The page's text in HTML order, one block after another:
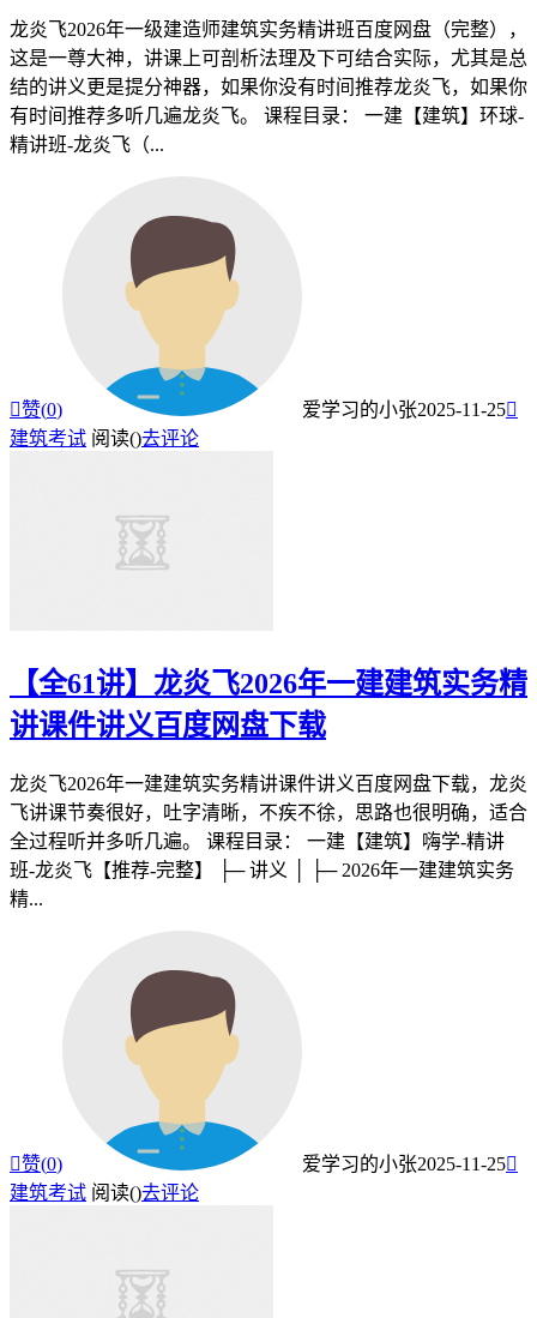
龙炎飞2026年一级建造师建筑实务精讲班百度网盘（完整），
这是一尊大神，讲课上可剖析法理及下可结合实际，尤其是总
结的讲义更是提分神器，如果你没有时间推荐龙炎飞，如果你
有时间推荐多听几遍龙炎飞。 课程目录： 一建【建筑】环球-
精讲班-龙炎飞（...
赞(0) 爱学习的小张2025-11-25
建筑考试 阅读()去评论
【全61讲】龙炎飞2026年一建建筑实务精
讲课件讲义百度网盘下载
龙炎飞2026年一建建筑实务精讲课件讲义百度网盘下载，龙炎
飞讲课节奏很好，吐字清晰，不疾不徐，思路也很明确，适合
全过程听并多听几遍。 课程目录： 一建【建筑】嗨学-精讲
班-龙炎飞【推荐-完整】 ├─ 讲义 │ ├─ 2026年一建建筑实务
精...
赞(0) 爱学习的小张2025-11-25
建筑考试 阅读()去评论